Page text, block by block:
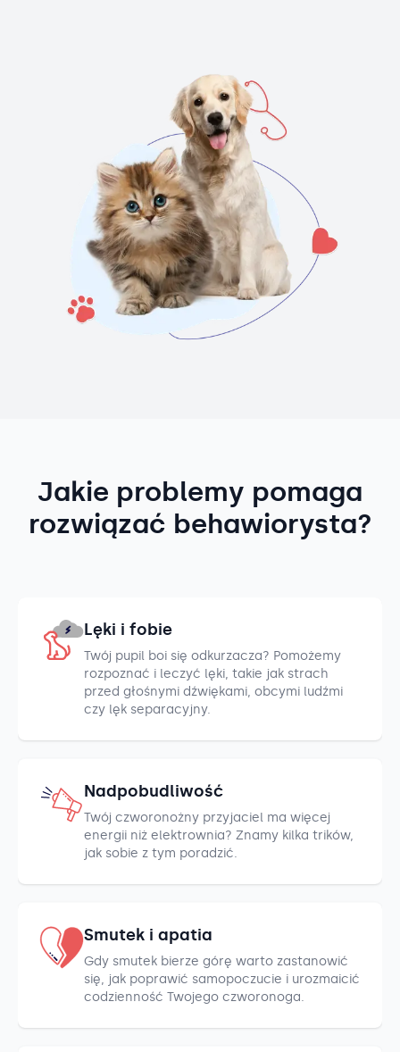
Jakie problemy pomaga
rozwiązać behawiorysta?
Lęki i fobie
Twój pupil boi się odkurzacza? Pomożemy
rozpoznać i leczyć lęki, takie jak strach
przed głośnymi dźwiękami, obcymi ludźmi
czy lęk separacyjny.
Nadpobudliwość
Twój czworonożny przyjaciel ma więcej
energii niż elektrownia? Znamy kilka trików,
jak sobie z tym poradzić.
Smutek i apatia
Gdy smutek bierze górę warto zastanowić
się, jak poprawić samopoczucie i urozmaicić
codzienność Twojego czworonoga.